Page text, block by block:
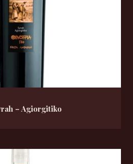
– Agiorgitiko